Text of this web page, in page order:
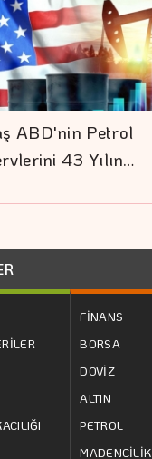
ABD'nin Petrol
43 Yılın…
FİNANS
BORSA
DÖVİZ
ALTIN
PETROL
MADENCİLİK